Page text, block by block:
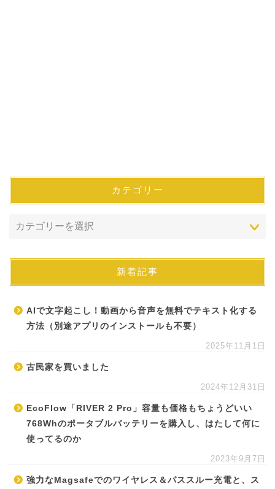
カテゴリー
新着記事
AIで文字起こし！動画から音声を無料でテキスト化する
方法（別途アプリのインストールも不要）
2025年11月1日
古民家を買いました
2024年12月31日
EcoFlow「RIVER 2 Pro」容量も価格もちょうどいい
768Whのポータブルバッテリーを購入し、はたして何に
使ってるのか
2023年9月7日
強力なMagsafeでのワイヤレス＆パススルー充電と、ス